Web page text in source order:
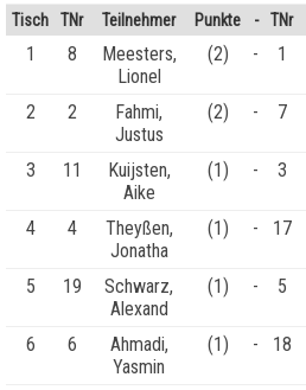
Tisch TNr Teilnehmer Punkte - TNr
1 8
Meesters,
Lionel
(2) - 1
2 2
Fahmi,
Justus
(2) - 7
3 11
Kuijsten,
Aike
(1) - 3
4 4
Theyßen,
Jonatha
(1) - 17
5 19
Schwarz,
Alexand
(1) - 5
6 6
Ahmadi,
Yasmin
(1) - 18